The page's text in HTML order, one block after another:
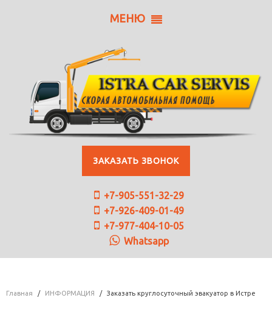
МЕНЮ
ЗАКАЗАТЬ ЗВОНОК
+7-905-551-32-29
+7-926-409-01-49
+7-977-404-10-05
Whatsapp
Главная ИНФОРМАЦИЯ Заказать круглосуточный эвакуатор в Истре